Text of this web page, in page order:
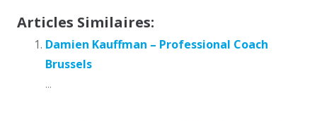
Articles Similaires:
Damien Kauffman – Professional Coach
Brussels
...